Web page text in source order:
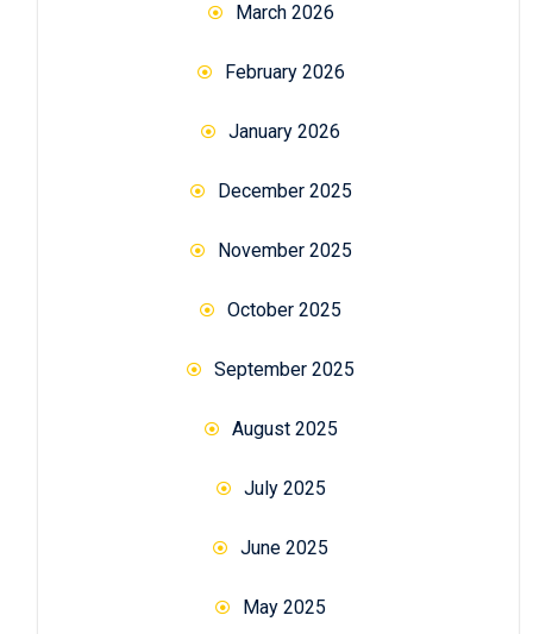
March 2026
February 2026
January 2026
December 2025
November 2025
October 2025
September 2025
August 2025
July 2025
June 2025
May 2025